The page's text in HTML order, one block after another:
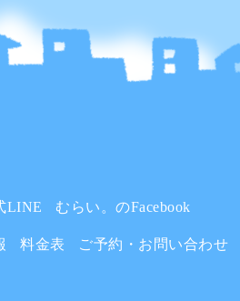
LINE むらい。のFacebook
料金表 ご予約・お問い合わせ